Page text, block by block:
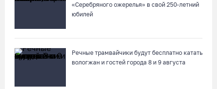
«Серебряного ожерелья» в свой 250-летний
юбилей
Речные трамвайчики будут бесплатно катать
вологжан и гостей города 8 и 9 августа